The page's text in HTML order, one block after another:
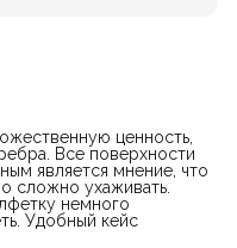
ценность,
Все поверхности
является мнение, что
сложно ухаживать.
немного
Удобный кейс